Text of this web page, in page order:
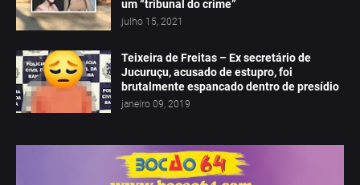
um “tribunal do crime”
julho 15, 2021
Teixeira de Freitas – Ex secretário de
Jucuruçu, acusado de estupro, foi
brutalmente espancado dentro de presídio
janeiro 09, 2019